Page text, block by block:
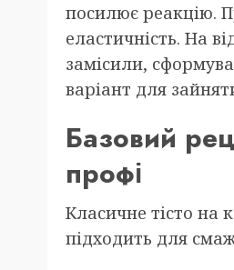
посилює реакцію.
еластичність. На
замісили,
варіант для
Базовий
профі
Класичне тісто на
підходить для